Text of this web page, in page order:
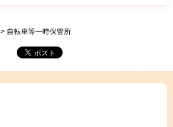
> 自転車等一時保管所